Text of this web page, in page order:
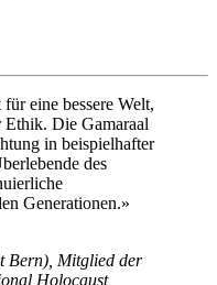
eine bessere Welt,
Ethik. Die Gamaraal
in beispielhafter
des
Generationen.»
Bern), Mitglied der
Holocaust